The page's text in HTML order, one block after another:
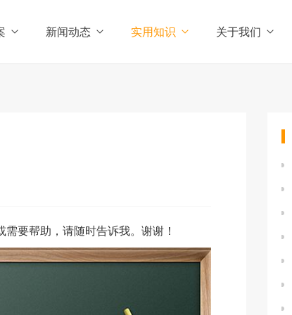
新闻动态 实用知识 关于我们
要帮助，请随时告诉我。谢谢！